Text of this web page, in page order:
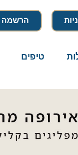
הרשמה
טיפים